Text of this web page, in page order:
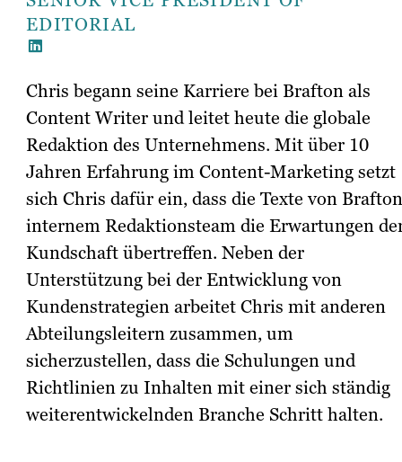
EDITORIAL
Chris begann seine Karriere bei Brafton als
Content Writer und leitet heute die globale
Redaktion des Unternehmens. Mit über 10
Jahren Erfahrung im Content-Marketing setzt
sich Chris dafür ein, dass die Texte von
internem Redaktionsteam die Erwartungen
Kundschaft übertreffen. Neben der
Unterstützung bei der Entwicklung von
Kundenstrategien arbeitet Chris mit anderen
Abteilungsleitern zusammen, um
sicherzustellen, dass die Schulungen und
Richtlinien zu Inhalten mit einer sich ständig
weiterentwickelnden Branche Schritt halten.